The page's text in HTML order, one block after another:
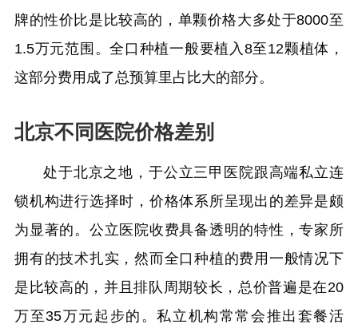
牌的性价比是比较高的，单颗价格大多处于8000至
1.5万元范围。全口种植一般要植入8至12颗植体，
这部分费用成了总预算里占比大的部分。
北京不同医院价格差别
处于北京之地，于公立三甲医院跟高端私立连
锁机构进行选择时，价格体系所呈现出的差异是颇
为显著的。公立医院收费具备透明的特性，专家所
拥有的技术扎实，然而全口种植的费用一般情况下
是比较高的，并且排队周期较长，总价普遍是在20
万至35万元起步的。私立机构常常会推出套餐活